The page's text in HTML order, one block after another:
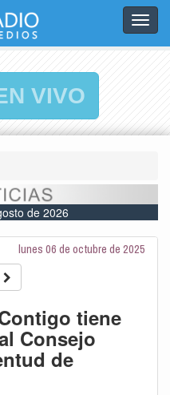
VIVO
de 2026
lunes 06 de octubre de 2025
tiene
Consejo
de